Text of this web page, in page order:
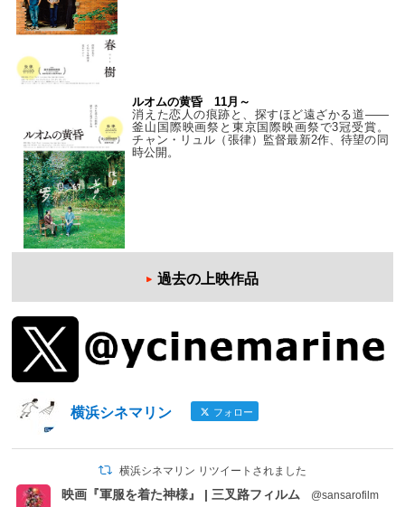
ルオムの黄昏 11月～
消えた恋人の痕跡と、探すほど遠ざかる道——
釜山国際映画祭と東京国際映画祭で3冠受賞。
チャン・リュル（張律）監督最新2作、待望の同
時公開。
過去の上映作品
横浜シネマリン フォロー
横浜シネマリン リツイートされました
映画『軍服を着た神様』 | 三叉路フィルム
@sansarofilm